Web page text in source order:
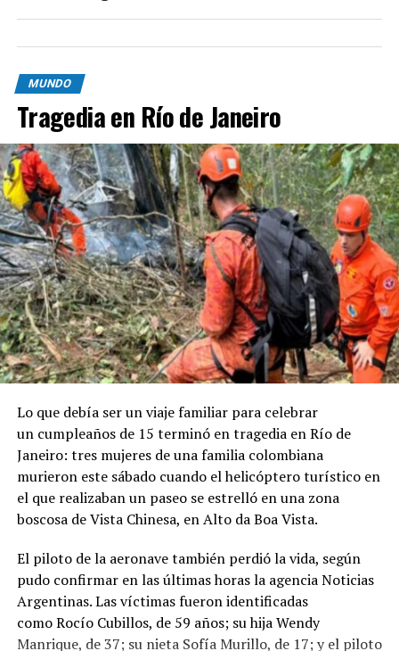
MUNDO
Tragedia en Río de Janeiro
Lo que debía ser un viaje familiar para celebrar
un cumpleaños de 15 terminó en tragedia en Río de
Janeiro: tres mujeres de una familia colombiana
murieron este sábado cuando el helicóptero turístico en
el que realizaban un paseo se estrelló en una zona
boscosa de Vista Chinesa, en Alto da Boa Vista.
El piloto de la aeronave también perdió la vida, según
pudo confirmar en las últimas horas la agencia Noticias
Argentinas. Las víctimas fueron identificadas
como Rocío Cubillos, de 59 años; su hija Wendy
Manrique, de 37; su nieta Sofía Murillo, de 17; y el piloto